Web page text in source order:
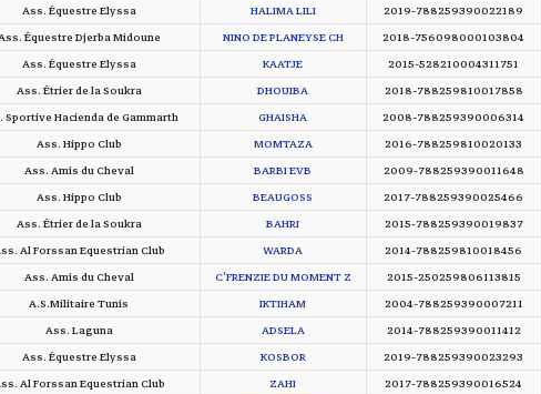
2019-788259390022189
HALIMA LILI
Ass. Équestre Elyssa
2018-756098000103804
NINO DE PLANEYSE CH
Équestre Djerba Midoune
2015-528210004311751
KAATJE
Ass. Équestre Elyssa
2018-788259810017858
DHOUIBA
Ass. Étrier de la Soukra
2008-788259390006314
GHAISHA
Sportive Hacienda de Gammarth
2016-788259810020133
MOMTAZA
Ass. Hippo Club
2009-788259390011648
BARBI EVB
Ass. Amis du Cheval
2017-788259390025466
BEAUGOSS
Ass. Hippo Club
2015-788259390019837
BAHRI
Ass. Étrier de la Soukra
2014-788259810018456
WARDA
Al Forssan Equestrian Club
2015-250259806113815
C'FRENZIE DU MOMENT Z
Ass. Amis du Cheval
2004-788259390007211
IKTIHAM
A.S.Militaire Tunis
2014-788259390011412
ADSELA
Ass. Laguna
2019-788259390023293
KOSBOR
Ass. Équestre Elyssa
2017-788259390016524
ZAHI
Al Forssan Equestrian Club